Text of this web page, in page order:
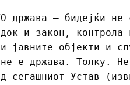
држава – бидејќи не
и закон,
јавните објекти и
е држава. Толку. Не
сегашниот Устав